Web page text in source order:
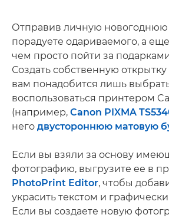
Отправив личную новогоднюю
порадуете одариваемого, а
чем просто пойти за
Создать собственную
вам понадобится лишь
воспользоваться принтером
(например, Canon PIXMA
него двустороннюю матовую
Если вы взяли за основу
фотографию, выгрузите ее в
PhotoPrint Editor, чтобы
украсить текстом и
Если вы создаете новую